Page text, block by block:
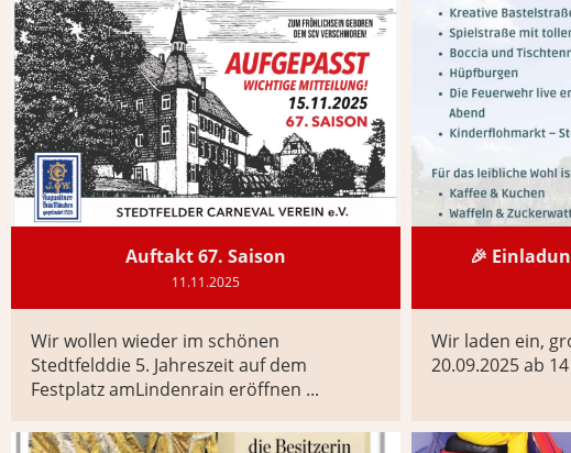
Auftakt 67. Saison
11.11.2025
Wir wollen wieder im schönen
Stedtfelddie 5. Jahreszeit auf dem
Festplatz amLindenrain eröffnen ...
🎉
Wir laden ein,
20.09.2025 ab